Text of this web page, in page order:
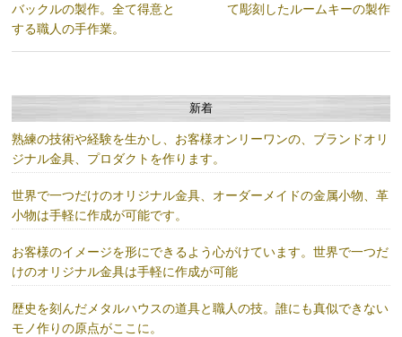
バックルの製作。全て得意と
する職人の手作業。
て彫刻したルームキーの製作
新着
熟練の技術や経験を生かし、お客様オンリーワンの、ブランドオリ
ジナル金具、プロダクトを作ります。
世界で一つだけのオリジナル金具、オーダーメイドの金属小物、革
小物は手軽に作成が可能です。
お客様のイメージを形にできるよう心がけています。世界で一つだ
けのオリジナル金具は手軽に作成が可能
歴史を刻んだメタルハウスの道具と職人の技。誰にも真似できない
モノ作りの原点がここに。